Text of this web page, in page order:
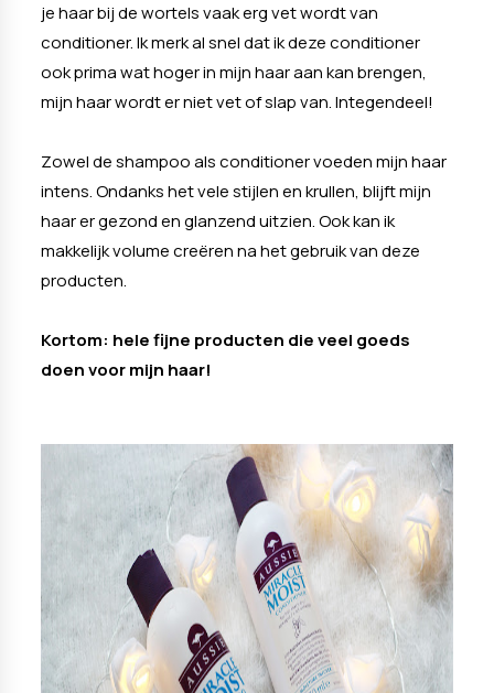
je haar bij de wortels vaak erg vet wordt van
conditioner. Ik merk al snel dat ik deze conditioner
ook prima wat hoger in mijn haar aan kan brengen,
mijn haar wordt er niet vet of slap van. Integendeel!
Zowel de shampoo als conditioner voeden mijn haar
intens. Ondanks het vele stijlen en krullen, blijft mijn
haar er gezond en glanzend uitzien. Ook kan ik
makkelijk volume creëren na het gebruik van deze
producten.
Kortom: hele fijne producten die veel goeds
doen voor mijn haar!